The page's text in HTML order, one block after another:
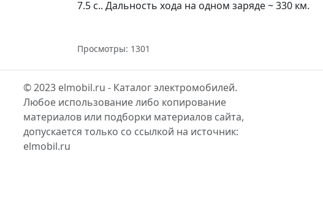
7.5 c.. Дальность хода на одном заряде ~ 330 км.
Просмотры: 1301
© 2023 elmobil.ru - Каталог электромобилей.
Любое использование либо копирование
материалов или подборки материалов сайта,
допускается только со ссылкой на источник:
elmobil.ru